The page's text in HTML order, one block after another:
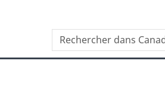
Rechercher
dans
Canada.ca